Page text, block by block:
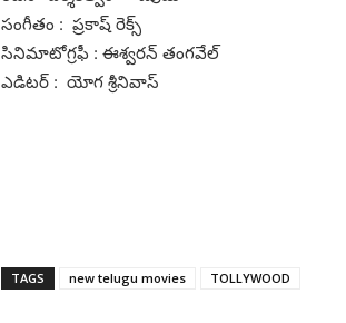
సంగీతం : ప్రకాష్ రెక్స్
సినిమాటోగ్రఫీ : ఈశ్వరన్ తంగవేల్
ఎడిటర్ : యోగ శ్రీనివాస్
TAGS new telugu movies TOLLYWOOD